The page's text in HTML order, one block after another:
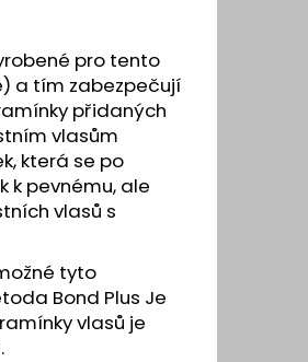
pro tento
a tím zabezpečují
přidaných
vlasům
která se po
pevnému, ale
vlasů s
tyto
Bond Plus Je
vlasů je